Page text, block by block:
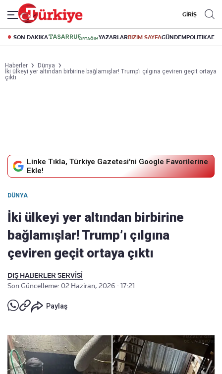
GİRİŞ
SON DAKİKA YAZARLARBİZİM SAYFAGÜNDEMPOLİTİKA
Haberler
Dünya
İki ülkeyi yer altından birbirine bağlamışlar! Trump’ı çılgına çeviren geçit ortaya
çıktı
Linke Tıkla, Türkiye Gazetesi'ni Google Favorilerine
Ekle!
DÜNYA
İki ülkeyi yer altından birbirine
bağlamışlar! Trump’ı çılgına
çeviren geçit ortaya çıktı
DIŞ HABERLER SERVİSİ
Son Güncelleme: 02 Haziran, 2026 - 17:21
Paylaş